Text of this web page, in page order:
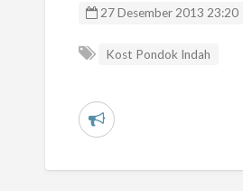
27 Desember 2013 23:20
Kost Pondok Indah
L